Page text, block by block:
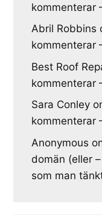
kommenterar
Abril Robbins
kommenterar
Best Roof
kommenterar
Sara Conley
kommenterar
Anonymous
domän (eller
som man